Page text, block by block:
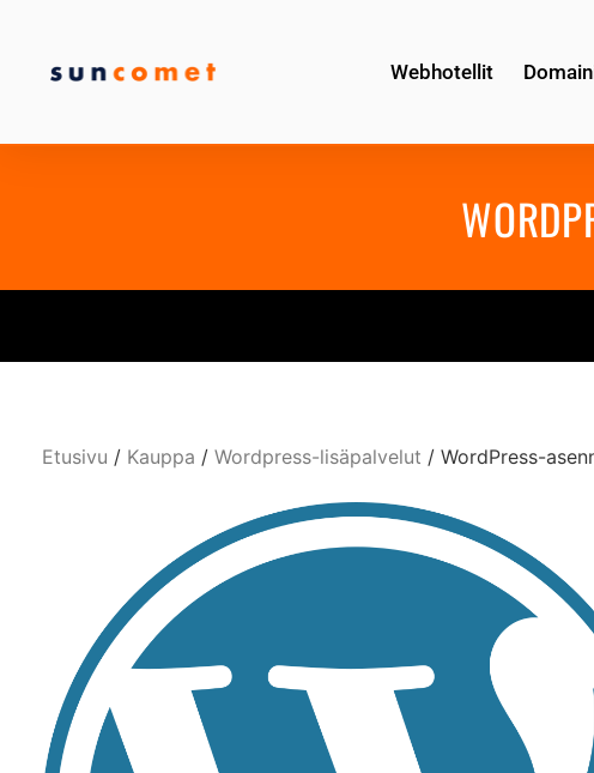
Webhotellit
Etusivu / Kauppa / Wordpress-lisäpalvelut / WordPress-